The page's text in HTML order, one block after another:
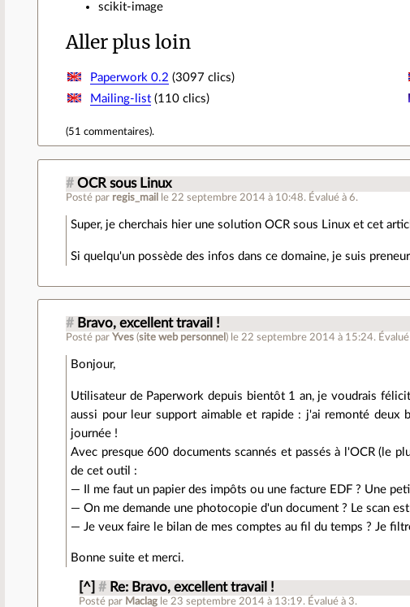
scikit-image
Aller plus loin
Paperwork 0.2 (3097 clics)
Mailing-list(110 clics)
(51 commentaires).
# OCR sous Linux
Posté par regis_mail le 22 septembre 2014 à 10:48. Évalué à6.
Super, je cherchais hier une solution OCR sous Linux et cet
Si quelqu'un possède des infos dans ce domaine, je suis
# Bravo, excellent travail !
Posté parYves (site web personnel ) le 22 septembre 2014 à 15:24. Évalué
Bonjour,
Utilisateur de Paperwork depuis bientôt 1 an, je voudrais
aussi pour leur support aimable et rapide : j'ai remonté deux
journée !
Avec presque 600 documents scannés et passés à l'OCR (le
de cet outil :
— Il me faut un papier des impôts ou une facture EDF ? Une
— On me demande une photocopie d'un document ? Le scan
— Je veux faire le bilan de mes comptes au fil du temps ? Je
Bonne suite et merci.
[^] # Re: Bravo, excellent travail !
Posté par Maclag le 23 septembre 2014 à 13:19. Évalué à 3.